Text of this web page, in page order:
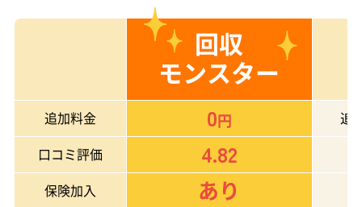
回収
モンスター
追加料金 0円
追
口コミ評価
4.82
保険加入 あり